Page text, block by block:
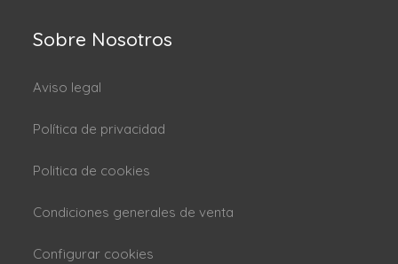
Sobre Nosotros
Aviso legal
Política de privacidad
Politica de cookies
Condiciones generales de venta
Configurar cookies